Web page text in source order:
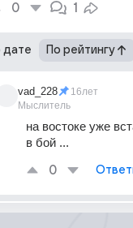
0 1
дате По рейтингу
vad_228
Мыслитель
16лет
на востоке уже
в бой ...
0